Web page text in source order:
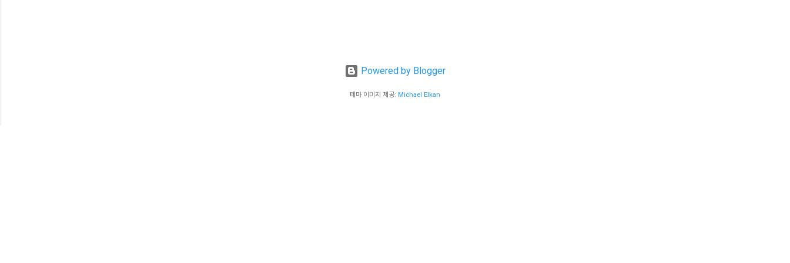
Powered by Blogger
테마 이미지 제공: Michael Elkan